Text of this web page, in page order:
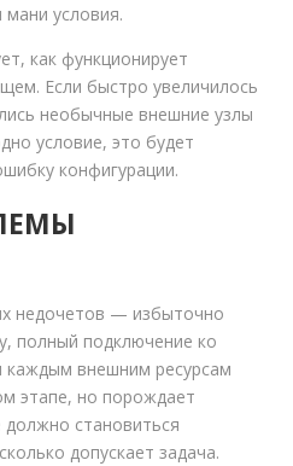
мани условия.
как функционирует
Если быстро увеличилось
необычные внешние узлы
условие, это будет
конфигурации.
недочетов — избыточно
полный подключение ко
каждым внешним ресурсам
этапе, но порождает
должно становиться
допускает задача.